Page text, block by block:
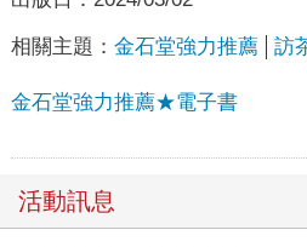
相關主題： 金石堂強力推薦 訪
金石堂強力推薦★電子書
活動訊息